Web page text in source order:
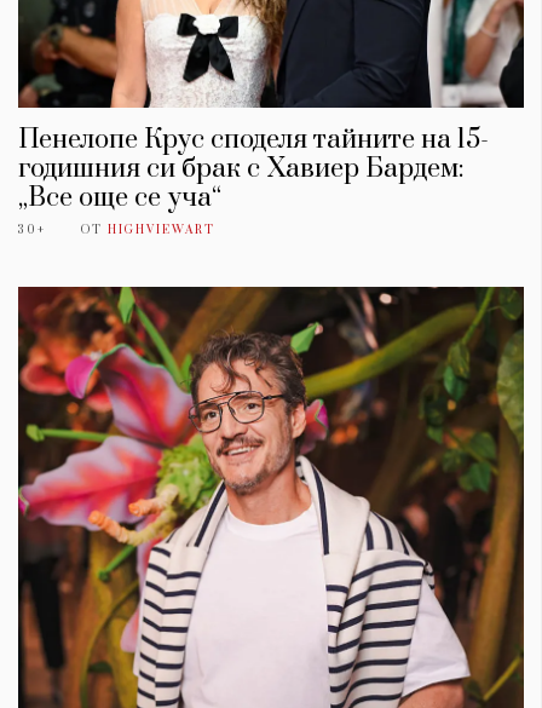
Пенелопе Крус споделя тайните на 15-
годишния си брак с Хавиер Бардем:
„Все още се уча“
30+ ОТ HIGHVIEWART